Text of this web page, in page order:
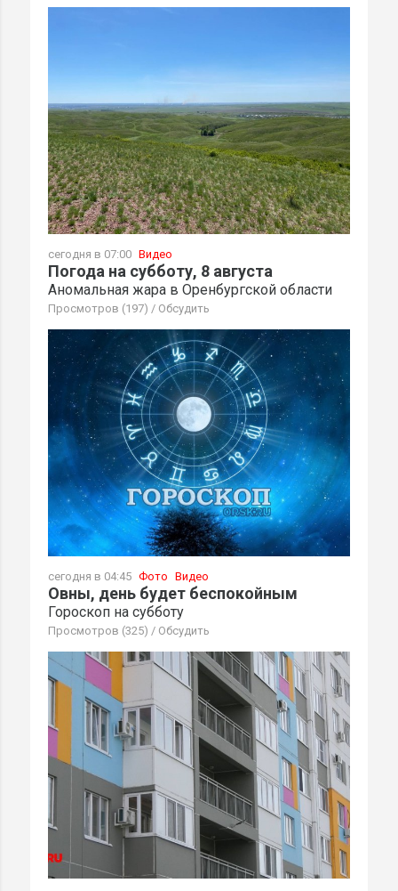
сегодня в 07:00 Видео
Погода на субботу, 8 августа
Аномальная жара в Оренбургской области
Просмотров (197) / Обсудить
сегодня в 04:45 Фото Видео
Овны, день будет беспокойным
Гороскоп на субботу
Просмотров (325) / Обсудить